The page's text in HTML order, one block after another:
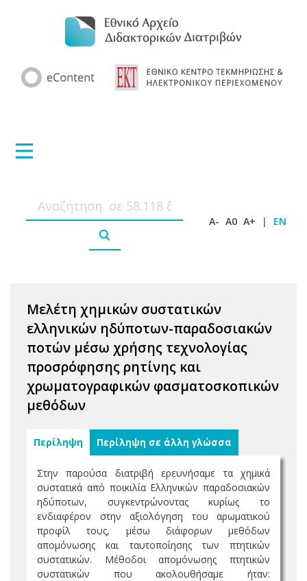
A- A0 A+ | EN
Μελέτη χημικών συστατικών
ελληνικών ηδύποτων-παραδοσιακών
ποτών μέσω χρήσης τεχνολογίας
προσρόφησης ρητίνης και
χρωματογραφικών φασματοσκοπικών
μεθόδων
Περίληψη Περίληψη σε άλλη γλώσσα
Στην παρούσα διατριβή ερευνήσαμε τα χημικά
συστατικά από ποικιλία Ελληνικών παραδοσιακών
ηδύποτων, συγκεντρώνοντας κυρίως το
ενδιαφέρον στην αξιολόγηση του αρωματικού
προφίλ τους, μέσω διάφορων μεθόδων
απομόνωσης και ταυτοποίησης των πτητικών
συστατικών. Μέθοδοι απομόνωσης πτητικών
συστατικών που ακολουθήσαμε ήταν: